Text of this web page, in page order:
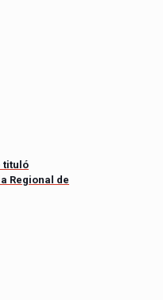
tituló
Regional de